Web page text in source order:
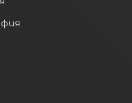
финанси,